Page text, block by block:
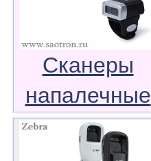
Сканеры
напалечные